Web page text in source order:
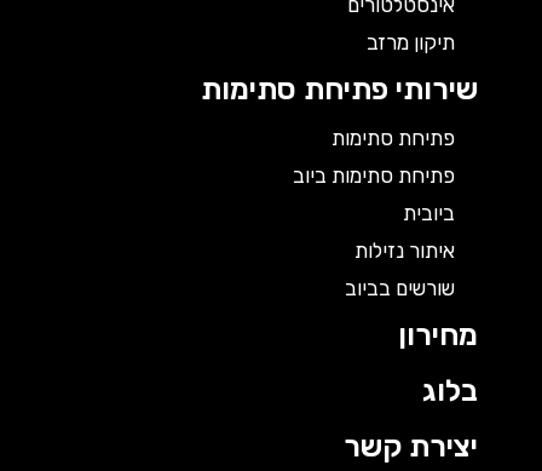
אינסטלטורים
תיקון מרזב
שירותי פתיחת סתימות
פתיחת סתימות
פתיחת סתימות ביוב
ביובית
איתור נזילות
שורשים בביוב
מחירון
בלוג
יצירת קשר